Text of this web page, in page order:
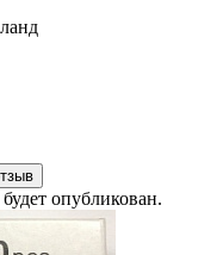
опубликован.